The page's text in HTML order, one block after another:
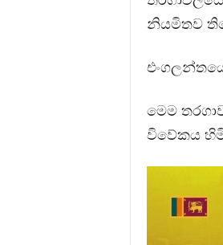
නියමිතව
මෙම
විවේකය